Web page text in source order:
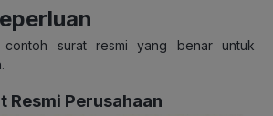
contoh surat resmi yang benar untuk
Resmi Perusahaan